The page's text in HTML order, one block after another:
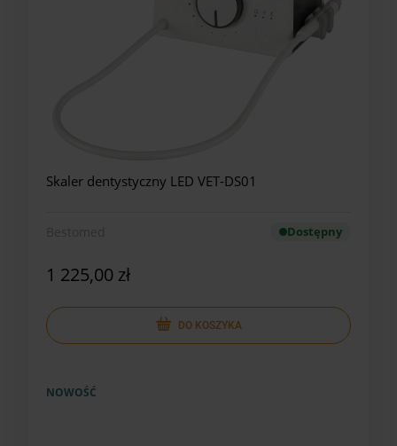
Skaler dentystyczny LED VET-DS01
Dostępny
1 225,00 zł
DO KOSZYKA
NOWOŚĆ